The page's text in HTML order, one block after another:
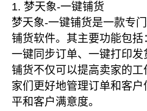
1. 梦天象-一键铺货
梦天象-一键铺货是一款专
铺货软件。其主要功能包括
一键同步订单、一键打印
铺货不仅可以提高卖家的
家们更好地管理订单和客
平和客户满意度。